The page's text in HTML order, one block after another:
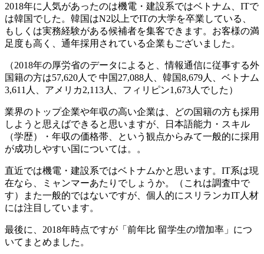
2018年に人気があったのは機電・建設系ではベトナム、ITで
は韓国でした。韓国はN2以上でITの大学を卒業している、
もしくは実務経験がある候補者を集客できます。お客様の満
足度も高く、通年採用されている企業もございました。
（2018年の厚労省のデータによると、情報通信に従事する外
国籍の方は57,620人で 中国27,088人、韓国8,679人、ベトナム
3,611人、アメリカ2,113人、フィリピン1,673人でした）
業界のトップ企業や年収の高い企業は、どの国籍の方も採用
しようと思えばできると思いますが、日本語能力・スキル
（学歴）・年収の価格帯、という観点からみて一般的に採用
が成功しやすい国については。。
直近では機電・建設系ではベトナムかと思います。IT系は現
在なら、ミャンマーあたりでしょうか。（これは調査中で
す）また一般的ではないですが、個人的にスリランカIT人材
には注目しています。
最後に、2018年時点ですが「前年比 留学生の増加率」につ
いてまとめました。